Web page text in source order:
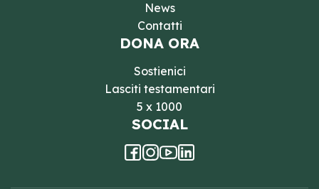
News
Contatti
DONA ORA
Sostienici
Lasciti testamentari
5 x 1000
SOCIAL